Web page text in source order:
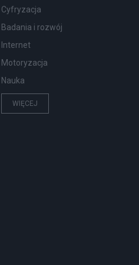
Cyfryzacja
Badania i rozwój
Internet
Motoryzacja
Nauka
WIĘCEJ